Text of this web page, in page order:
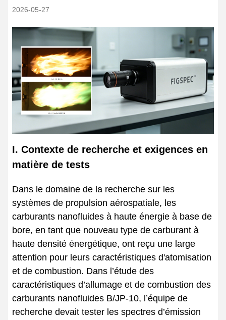
2026-05-27
I. Contexte de recherche et exigences en
matière de tests
Dans le domaine de la recherche sur les
systèmes de propulsion aérospatiale, les
carburants nanofluides à haute énergie à base de
bore, en tant que nouveau type de carburant à
haute densité énergétique, ont reçu une large
attention pour leurs caractéristiques d'atomisation
et de combustion. Dans l’étude des
caractéristiques d’allumage et de combustion des
carburants nanofluides B/JP-10, l’équipe de
recherche devait tester les spectres d’émission